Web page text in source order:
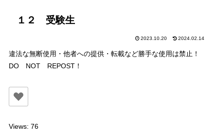
１２ 受験生
2023.10.20 2024.02.14
違法な無断使用・他者への提供・転載など勝手な使用は禁止！
DO NOT REPOST！
Views: 76